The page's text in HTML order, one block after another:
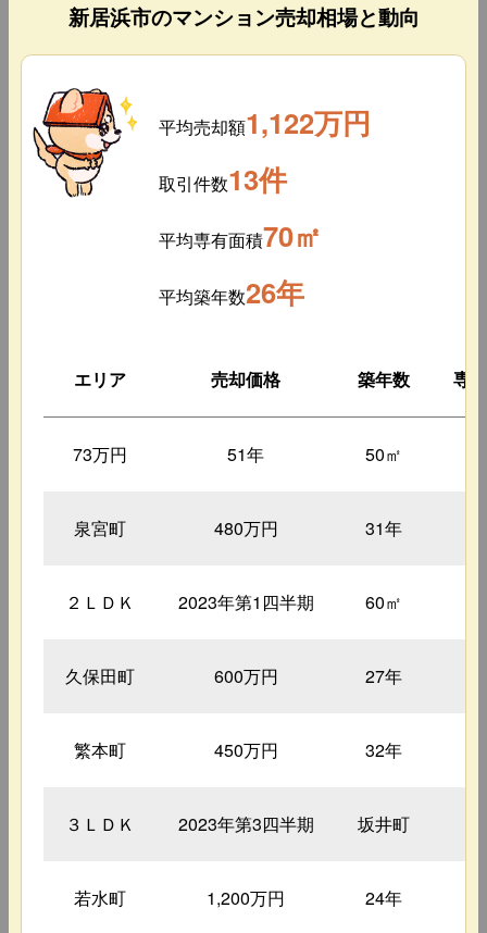
新居浜市のマンション売却相場と動向
平均売却額1,122万円
取引件数13件
平均専有面積70㎡
平均築年数26年
エリア 売却価格 築年数 専
73万円 51年 50㎡
泉宮町 480万円 31年
２ＬＤＫ 2023年第1四半期 60㎡
久保田町 600万円 27年
繁本町 450万円 32年
３ＬＤＫ 2023年第3四半期 坂井町
若水町 1,200万円 24年